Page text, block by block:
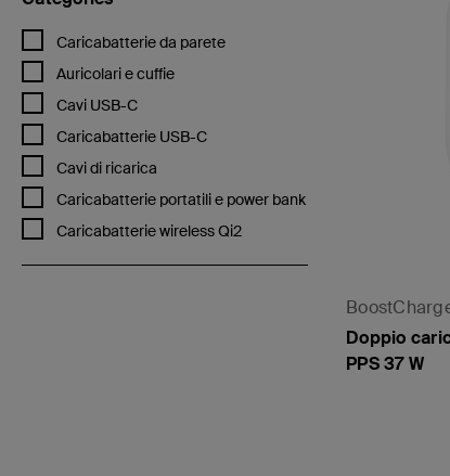
Caricabatterie da parete
Filtra per Categories: Caricabatterie da parete
Auricolari e cuffie
Filtra per Categories: Auricolari e cuffie
Cavi USB-C
Filtra per Categories: Cavi USB-C
Caricabatterie USB-C
Filtra per Categories: Caricabatterie USB-C
Cavi di ricarica
Filtra per Categories: Cavi di ricarica
Caricabatterie portatili e power bank
Filtra per Categories: Caricabatterie portatili e power bank
Caricabatterie wireless Qi2
Filtra per Categories: Caricabatterie wireless Qi2
Doppio
PPS 37 W